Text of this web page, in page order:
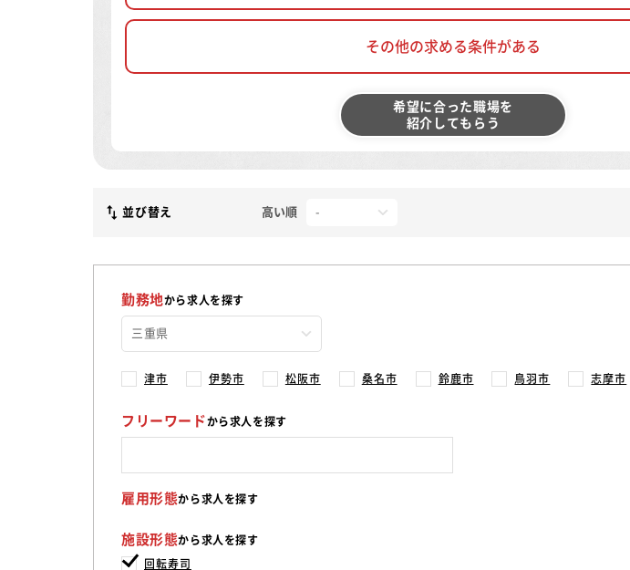
その他の求める条件がある
希望に合った職場を
紹介してもらう
並び替え 高い順
勤務地から求人を探す
津市 伊勢市 松阪市 桑名市 鈴鹿市 鳥羽市 志摩市
フリーワードから求人を探す
雇用形態から求人を探す
施設形態から求人を探す
回転寿司